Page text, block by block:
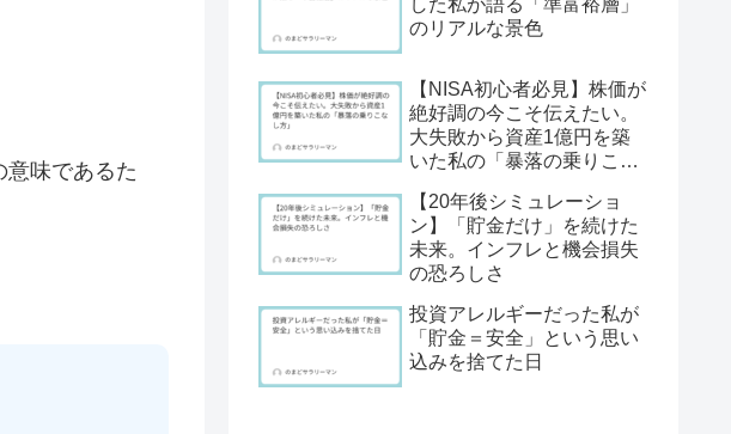
味であるた
した私が語る「準富裕層」
のリアルな景色
【NISA初心者必見】株価が
絶好調の今こそ伝えたい。
大失敗から資産1億円を築
いた私の「暴落の乗りこな
【20年後シミュレーショ
ン】「貯金だけ」を続けた
未来。インフレと機会損失
の恐ろしさ
投資アレルギーだった私が
「貯金＝安全」という思い
込みを捨てた日